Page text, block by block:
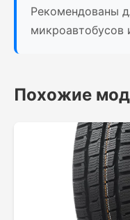
Рекомендованы
микроавтобусов
Похожие